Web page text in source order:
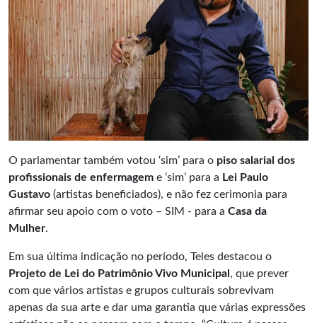
O parlamentar também votou ‘sim’ para o piso salarial dos
profissionais de enfermagem e ‘sim’ para a Lei Paulo
Gustavo (artistas beneficiados), e não fez cerimonia para
afirmar seu apoio com o voto – SIM - para a Casa da
Mulher.
Em sua última indicação no período, Teles destacou o
Projeto de Lei do Patrimônio Vivo Municipal , que prever
com que vários artistas e grupos culturais sobrevivam
apenas da sua arte e dar uma garantia que várias expressões